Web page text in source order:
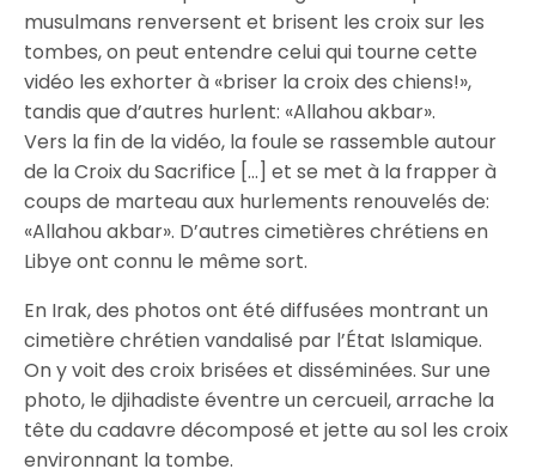
musulmans renversent et brisent les croix sur les
tombes, on peut entendre celui qui tourne cette
vidéo les exhorter à «briser la croix des chiens!»,
tandis que d’autres hurlent: «Allahou akbar».
Vers la fin de la vidéo, la foule se rassemble autour
de la Croix du Sacrifice […] et se met à la frapper à
coups de marteau aux hurlements renouvelés de:
«Allahou akbar». D’autres cimetières chrétiens en
Libye ont connu le même sort.
En Irak, des photos ont été diffusées montrant un
cimetière chrétien vandalisé par l’État Islamique.
On y voit des croix brisées et disséminées. Sur une
photo, le djihadiste éventre un cercueil, arrache la
tête du cadavre décomposé et jette au sol les croix
environnant la tombe.